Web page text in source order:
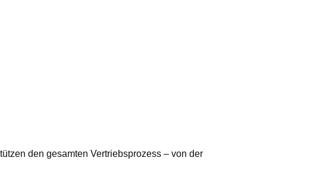
den gesamten Vertriebsprozess – von der